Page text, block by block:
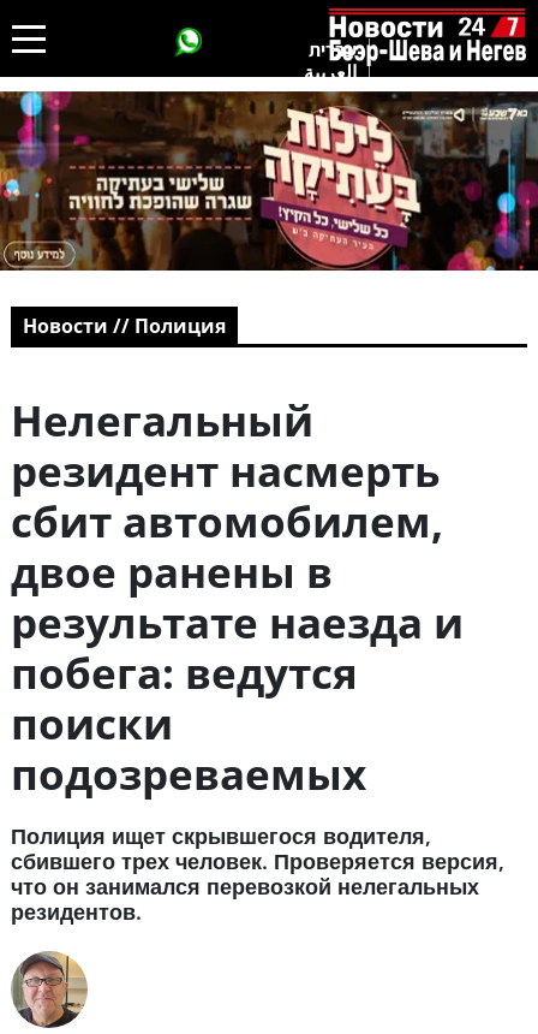
עברית
العربية
Новости // Полиция
Нелегальный
резидент насмерть
сбит автомобилем,
двое ранены в
результате наезда и
побега: ведутся
поиски
подозреваемых
Полиция ищет скрывшегося водителя,
сбившего трех человек. Проверяется версия,
что он занимался перевозкой нелегальных
резидентов.